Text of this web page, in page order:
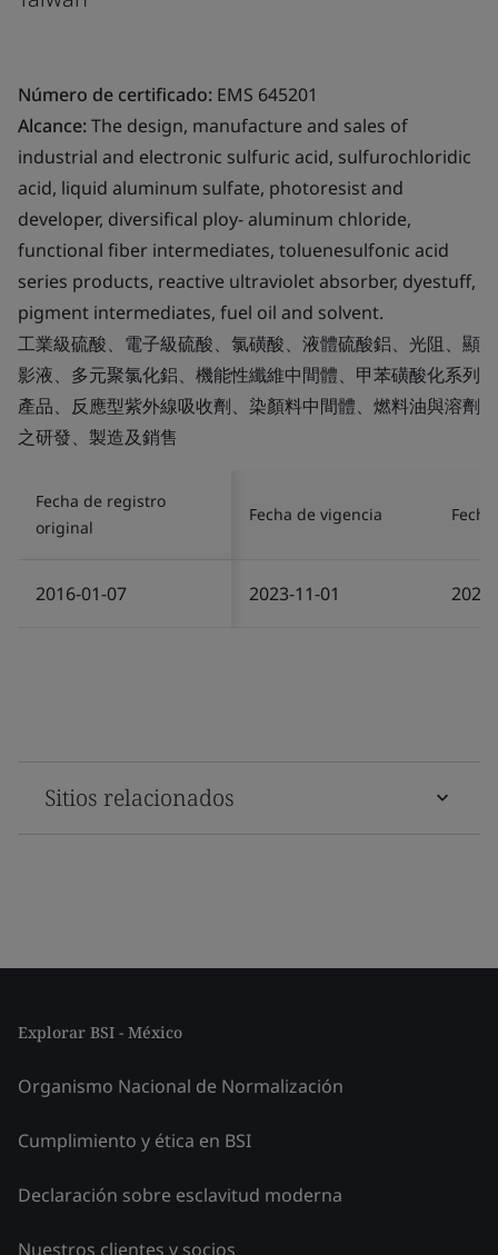
Número de certificado: EMS 645201
Alcance:The design, manufacture and sales of
industrial and electronic sulfuric acid, sulfurochloridic
acid, liquid aluminum sulfate, photoresist and
developer, diversifical ploy- aluminum chloride,
functional fiber intermediates, toluenesulfonic acid
series products, reactive ultraviolet absorber, dyestuff,
pigment intermediates, fuel oil and solvent.
工業級硫酸、電子級硫酸、氯磺酸、液體硫酸鋁、光阻、顯
影液、多元聚氯化鋁、機能性纖維中間體、甲苯磺酸化系列
產品、反應型紫外線吸收劑、染顏料中間體、燃料油與溶劑
之研發、製造及銷售
Fecha de registro
original
Fecha de vigencia
2016-01-07 2023-11-01
Sitios relacionados
Explorar BSI - México
Organismo Nacional de Normalización
Cumplimiento y ética en BSI
Declaración sobre esclavitud moderna
Nuestros clientes y socios